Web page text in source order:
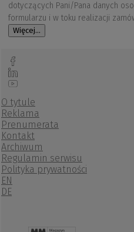
dotyczących Pani/Pana danych
formularzu i w toku realizacji
Więcej...
O tytule
Reklama
Prenumerata
Kontakt
Archiwum
Regulamin serwisu
Polityka prywatności
EN
DE